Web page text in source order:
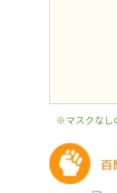
※マスクなし